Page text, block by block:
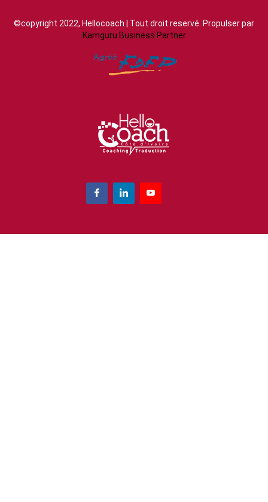
©copyright 2022, Hellocoach | Tout droit reservé. Propulser par
Kamguru Business Partner